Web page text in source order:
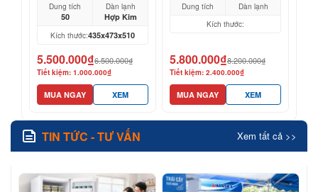
Dung tích
50
Dàn lạnh
Hợp Kim
Kích thước:435x473x510
5.500.000₫6.500.000₫
Tiết kiệm: 1.000.000₫
MUA NGAY XEM
Dung tích
Dàn lạnh
Kích thước:
5.800.000₫8.200.000₫
Tiết kiệm: 2.400.000₫
MUA NGAY XEM
TIN TỨC - TƯ VẤN Xem tất cả >>